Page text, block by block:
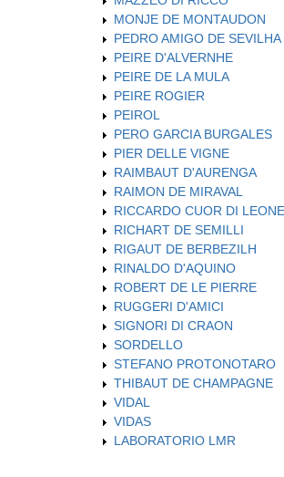
MONJE DE MONTAUDON
PEDRO AMIGO DE SEVILHA
PEIRE D'ALVERNHE
PEIRE DE LA MULA
PEIRE ROGIER
PEIROL
PERO GARCIA BURGALES
PIER DELLE VIGNE
RAIMBAUT D'AURENGA
RAIMON DE MIRAVAL
RICCARDO CUOR DI LEONE
RICHART DE SEMILLI
RIGAUT DE BERBEZILH
RINALDO D'AQUINO
ROBERT DE LE PIERRE
RUGGERI D'AMICI
SIGNORI DI CRAON
SORDELLO
STEFANO PROTONOTARO
THIBAUT DE CHAMPAGNE
VIDAL
VIDAS
LABORATORIO LMR